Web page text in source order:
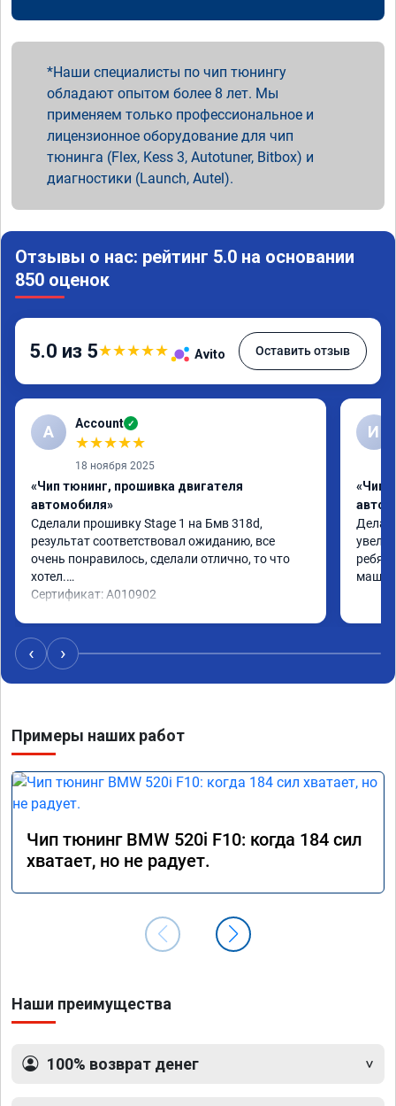
Наши специалисты по чип тюнингу
обладают опытом более 8 лет. Мы
применяем только профессиональное и
лицензионное оборудование для чип
тюнинга (Flex, Kess 3, Autotuner, Bitbox) и
диагностики (Launch, Autel).
Отзывы о нас: рейтинг 5.0 на основании
850 оценок
5.0 из 5★★★★★ Avito Оставить отзыв
A Account ✓
★★★★★
18 ноября 2025
«Чип тюнинг, прошивка двигателя
автомобиля»
Сделали прошивку Stage 1 на Бмв 318d,
результат соответствовал ожиданию, все
очень понравилось, сделали отлично, то что
хотел.
Сертификат: A010902
И
«Чип
‹ ›
Примеры наших работ
Чип тюнинг BMW 520i F10: когда 184 сил
хватает, но не радует.
Наши преимущества
100% возврат денег